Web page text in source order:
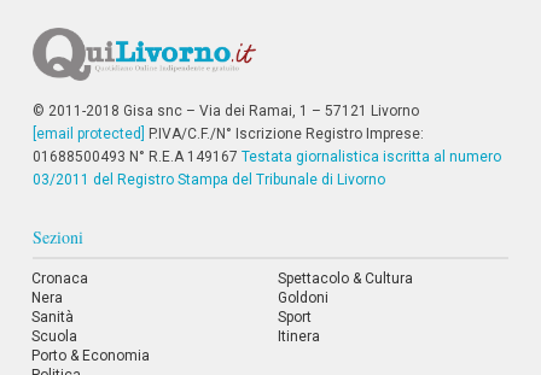
© 2011-2018 Gisa snc – Via dei Ramai, 1 – 57121 Livorno
[email protected]
P.IVA/C.F./N° Iscrizione Registro Imprese:
01688500493 N° R.E.A 149167 Testata giornalistica iscritta al numero
03/2011 del Registro Stampa del Tribunale di Livorno
Sezioni
Cronaca
Nera
Sanità
Scuola
Porto & Economia
Spettacolo & Cultura
Goldoni
Sport
Itinera